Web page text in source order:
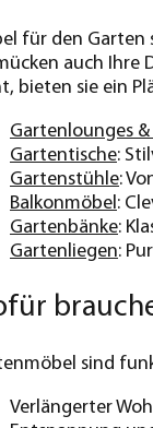
für den Garten
auch Ihre
bieten sie ein
Gartenlounges &
Gartentische:
Gartenstühle:
Balkonmöbel:
Gartenbänke:
Gartenliegen:
sind
Verlängerter